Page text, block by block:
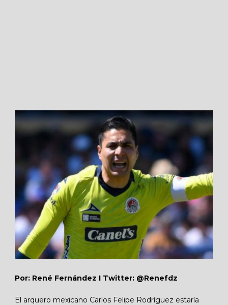
Por: René Fernández I Twitter: @Renefdz
El arquero mexicano Carlos Felipe Rodríguez estaría